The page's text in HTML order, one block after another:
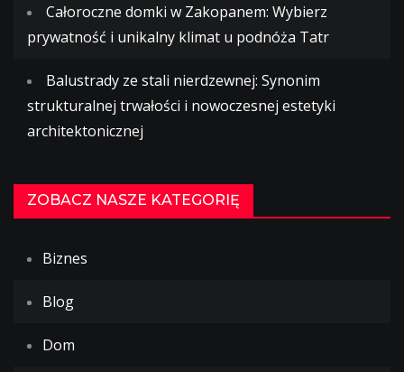
Całoroczne domki w Zakopanem: Wybierz
prywatność i unikalny klimat u podnóża Tatr
Balustrady ze stali nierdzewnej: Synonim
strukturalnej trwałości i nowoczesnej estetyki
architektonicznej
ZOBACZ NASZE KATEGORIĘ
Biznes
Blog
Dom